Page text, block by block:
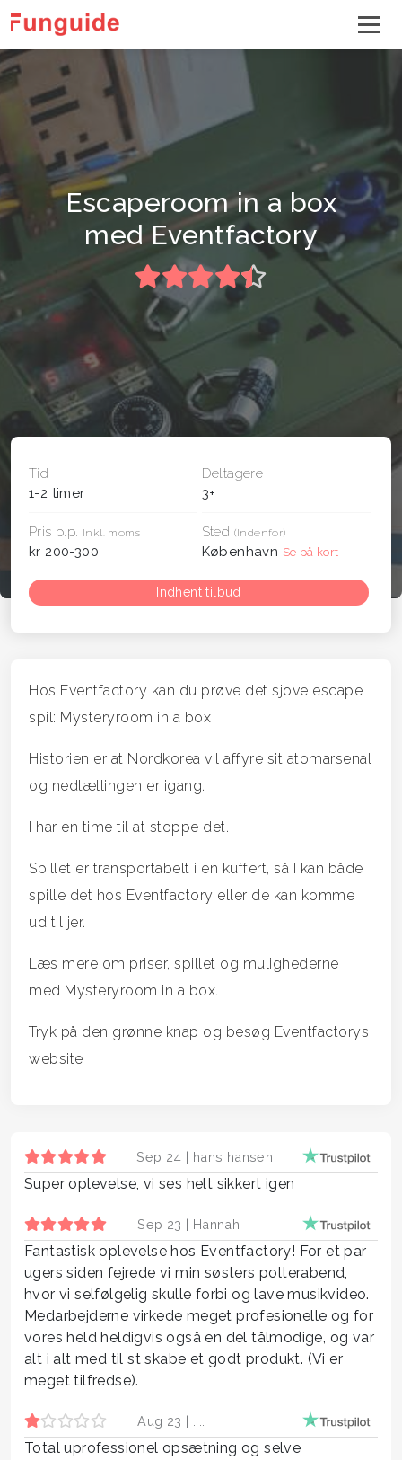
Escaperoom in a box
med Eventfactory
Tid
1-2 timer
Deltagere
3+
Pris p.p. Inkl. moms
kr 200-300
Sted (Indenfor)
København Se på kort
Indhent tilbud
Hos Eventfactory kan du prøve det sjove escape
spil: Mysteryroom in a box
Historien er at Nordkorea vil affyre sit atomarsenal
og nedtællingen er igang.
I har en time til at stoppe det.
Spillet er transportabelt i en kuffert, så I kan både
spille det hos Eventfactory eller de kan komme
ud til jer.
Læs mere om priser, spillet og mulighederne
med Mysteryroom in a box.
Tryk på den grønne knap og besøg Eventfactorys
website
Sep 24 | hans hansen
Super oplevelse, vi ses helt sikkert igen
Sep 23 | Hannah
Fantastisk oplevelse hos Eventfactory! For et par
ugers siden fejrede vi min søsters polterabend,
hvor vi selfølgelig skulle forbi og lave musikvideo.
Medarbejderne virkede meget profesionelle og for
vores held heldigvis også en del tålmodige, og var
alt i alt med til st skabe et godt produkt. (Vi er
meget tilfredse).
Aug 23 |
Total uprofessionel opsætning og selve